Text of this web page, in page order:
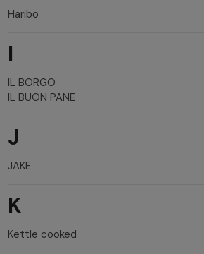
Haribo
I
IL BORGO
IL BUON PANE
J
JAKE
K
Kettle cooked